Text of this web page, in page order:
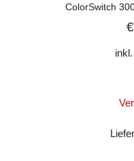
ColorSwitch
€